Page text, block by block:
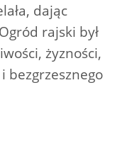
dając
rajski był
żyzności,
bezgrzesznego